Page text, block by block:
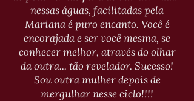
nessas águas, facilitadas pela
Mariana é puro encanto. Você é
encorajada e ser você mesma, se
conhecer melhor, através do olhar
da outra... tão revelador. Sucesso!
Sou outra mulher depois de
mergulhar nesse ciclo!!!!